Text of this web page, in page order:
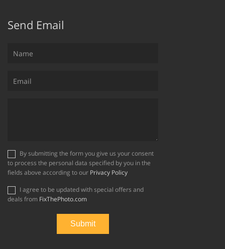
Send Email
to process the personal data specified by you in the
fields above according to our Privacy Policy
deals from FixThePhoto.com